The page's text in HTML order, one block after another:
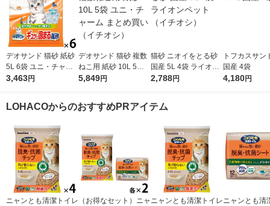
デオサンド 猫砂 紙砂
5L 6袋 ユニ・チャー
ム まとめ買い
3,463円
デオサンド 猫砂 複数
ねこ用 紙砂 10L 5袋
ユニ・チャーム まと
5,849円
猫砂 ニオイをとる砂
国産 5L 4袋 ライオン
ペット（イチオシ）
2,788円
トフカスサン
国産 4袋
4,180円
LOHACOからのおすすめPRアイテム
ニャンとも清潔トイレ （お得なセット）ニャ ニャンとも清潔トイレニャンとも清